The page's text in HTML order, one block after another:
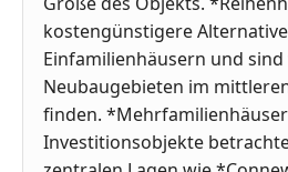
kostengünstigere
Einfamilienhäusern und
Neubaugebieten im
finden.
Investitionsobjekte